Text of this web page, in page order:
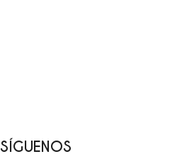
SÍGUENOS